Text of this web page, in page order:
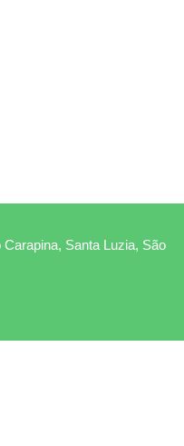
Santa Luzia, São